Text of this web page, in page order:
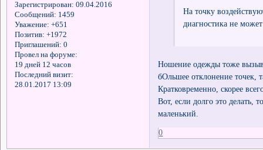
Зарегистрирован: 09.04.2016
Сообщений: 1459
Уважение: +651
Позитив: +1972
Приглашений: 0
Провел на форуме:
19 дней 12 часов
Последний визит:
28.01.2017 13:09
На точку
диагностика не
Ношение одежды тоже
бОльшее отклонение точек,
Кратковременно, скорее
Вот, если долго это делать,
маленький.
0